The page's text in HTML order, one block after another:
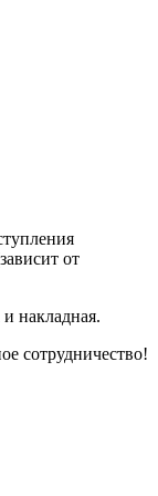
от
накладная.
сотрудничество!